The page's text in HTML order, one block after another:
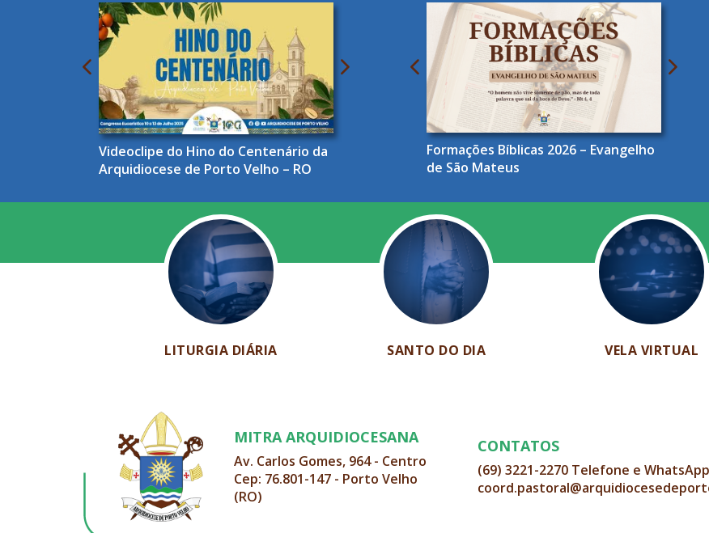
Videoclipe do Hino do Centenário da
Arquidiocese de Porto Velho – RO
Formações Bíblicas 2026 – Evangelho
de São Mateus
LITURGIA DIÁRIA SANTO DO DIA VELA VIRTUAL
MITRA ARQUIDIOCESANA
Av. Carlos Gomes, 964 - Centro
Cep: 76.801-147 - Porto Velho
(RO)
CONTATOS
(69) 3221-2270 Telefone e WhatsApp